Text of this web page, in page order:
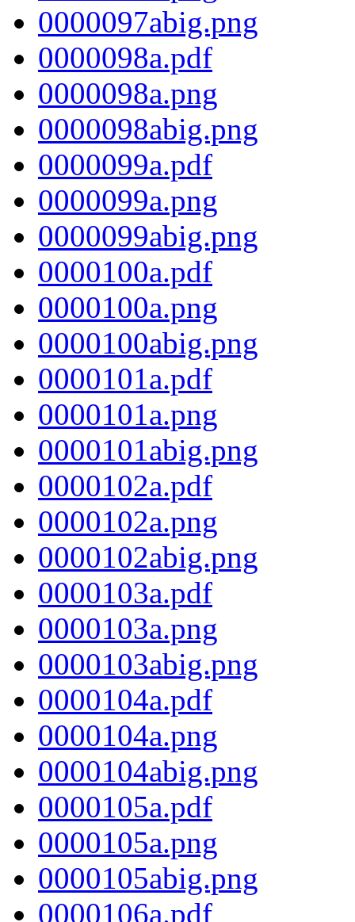
0000097abig.png
0000098a.pdf
0000098a.png
0000098abig.png
0000099a.pdf
0000099a.png
0000099abig.png
0000100a.pdf
0000100a.png
0000100abig.png
0000101a.pdf
0000101a.png
0000101abig.png
0000102a.pdf
0000102a.png
0000102abig.png
0000103a.pdf
0000103a.png
0000103abig.png
0000104a.pdf
0000104a.png
0000104abig.png
0000105a.pdf
0000105a.png
0000105abig.png
0000106a.pdf